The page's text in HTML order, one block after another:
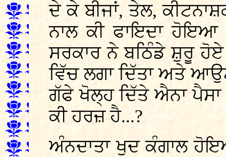
ਦੇ ਕੇ ਬੀਜਾਂ, ਤੇਲ,
ਨਾਲ ਕੀ ਫਾਇਦਾ ਹੋਇਆ
ਸਰਕਾਰ ਨੇ ਬਠਿੰਡੇ ਸ਼ੁਰੂ
ਵਿੱਚ ਲਗਾ ਦਿੱਤਾ ਅਤੇ
ਗੱਫੇ ਖੋਲ੍ਹ ਦਿੱਤੇ ਐਨਾ ਪੈਸਾ
ਕੀ ਹਰਜ਼ ਹੈ...?
ਅੰਨਦਾਤਾ ਖੁਦ ਕੰਗਾਲ